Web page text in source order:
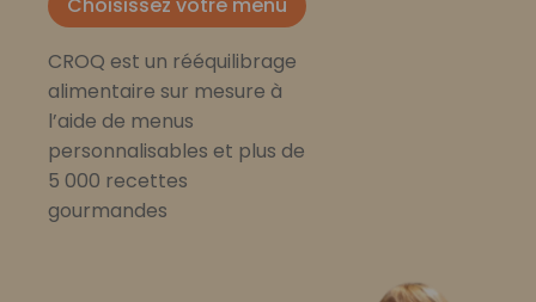
CROQ est un rééquilibrage
alimentaire sur mesure à
l’aide de menus
personnalisables et plus de
5 000 recettes
gourmandes